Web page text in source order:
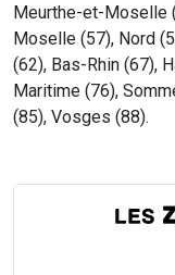
Meurthe-et-Moselle
Moselle (57), Nord
(62), Bas-Rhin (67),
Maritime (76),
(85), Vosges (88).